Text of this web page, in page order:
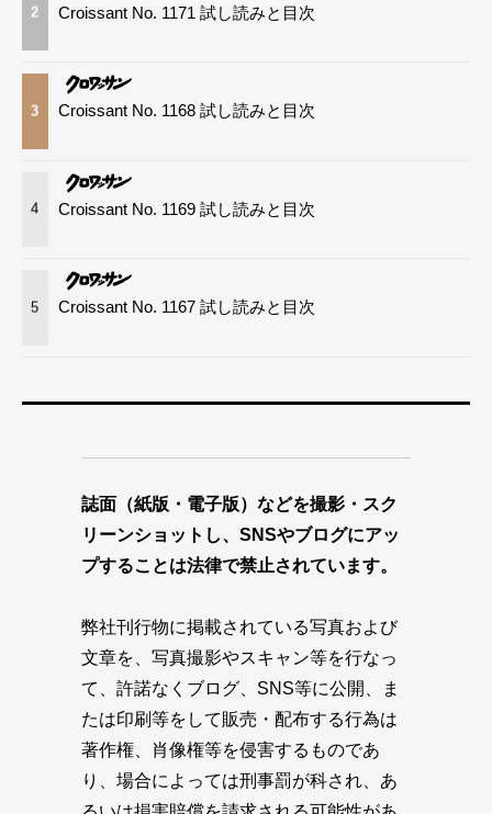
2 Croissant No. 1171 試し読みと目次
3 Croissant No. 1168 試し読みと目次
4 Croissant No. 1169 試し読みと目次
5 Croissant No. 1167 試し読みと目次
誌面（紙版・電子版）などを撮影・スク
リーンショットし、SNSやブログにアッ
プすることは法律で禁止されています。
弊社刊行物に掲載されている写真および
文章を、写真撮影やスキャン等を行なっ
て、許諾なくブログ、SNS等に公開、ま
たは印刷等をして販売・配布する行為は
著作権、肖像権等を侵害するものであ
り、場合によっては刑事罰が科され、あ